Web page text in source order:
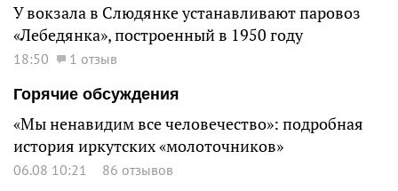
У вокзала в Слюдянке устанавливают паровоз
«Лебедянка», построенный в 1950 году
18:50
1 отзыв
Горячие обсуждения
«Мы ненавидим все человечество»: подробная
история иркутских «молоточников»
06.08 10:21 86 отзывов